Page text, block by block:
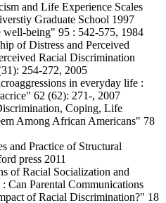
and Life Experience Scales
Graduate School 1997
being" 95 : 542-575, 1984
of Distress and Perceived
Racial Discrimination
254-272, 2005
in everyday life :
62 (62): 271-, 2007
Coping, Life
Among African Americans" 78
and Practice of Structural
press 2011
of Racial Socialization and
Can Parental Communications
of Racial Discrimination?" 18